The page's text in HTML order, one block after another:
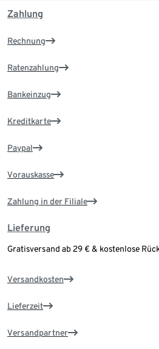
Zahlung
Rechnung
Ratenzahlung
Bankeinzug
Kreditkarte
Paypal
Vorauskasse
Zahlung in der Filiale
Lieferung
Gratisversand ab 29 € & kostenlose
Versandkosten
Lieferzeit
Versandpartner